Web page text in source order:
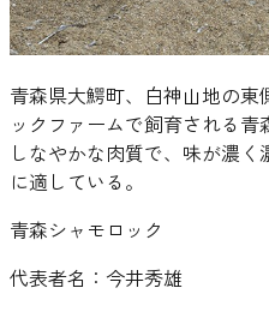
青森県大鰐町、白神山地の
ックファームで飼育される
しなやかな肉質で、味が濃
に適している。
青森シャモロック
代表者名： 今井秀雄